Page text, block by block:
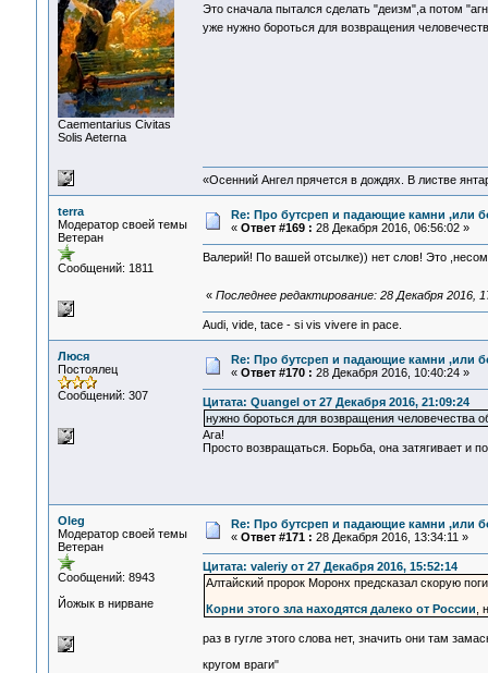
Сaementarius Civitas
Solis Aeterna
Это сначала пытался сделать "деизм",а потом
уже нужно бороться для возвращения
«Осенний Ангел прячется в дождях. В листве
terra
Модератор своей темы
Ветеран
Сообщений: 1811
Re: Про бутсреп и падающие камни ,или
« Ответ #169 : 28 Декабря 2016, 06:56:02 »
Валерий! По вашей отсылке)) нет слов! Это
« Последнее редактирование: 28 Декабря 2016,
Audi, vide, tace - si vis vivere in pace.
Люся
Постоялец
Сообщений: 307
Re: Про бутсреп и падающие камни ,или
« Ответ #170 : 28 Декабря 2016, 10:40:24 »
Цитата: Quangel от 27 Декабря 2016, 21:09:24
нужно бороться для возвращения человечества
Ага!
Просто возвращаться. Борьба, она затягивает и
Oleg
Модератор своей темы
Ветеран
Сообщений: 8943
Йожык в нирване
Re: Про бутсреп и падающие камни ,или
« Ответ #171 : 28 Декабря 2016, 13:34:11 »
Цитата: valeriy от 27 Декабря 2016, 15:52:14
Алтайский пророк Моронх предсказал скорую
Корни этого зла находятся далеко от России ,
раз в гугле этого слова нет, значить они там
кругом враги"